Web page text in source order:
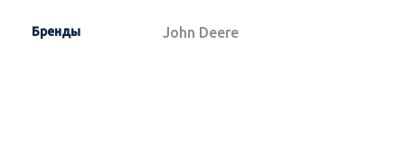
Бренды John Deere